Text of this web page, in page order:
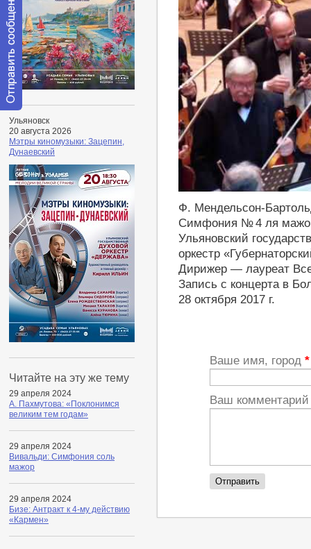
Ульяновск
20 августа 2026
Мэтры киномузыки: Зацепин,
Дунаевский
Читайте на эту же тему
29 апреля 2024
А. Пахмутова: «Поклонимся
великим тем годам»
29 апреля 2024
Вивальди: Симфония соль
мажор
29 апреля 2024
Бизе: Антракт к 4-му действию
«Кармен»
Ф. Мендельсон-
Симфония № 4 ля
Ульяновский
оркестр
Дирижер — лауреат
Запись с концерта в
28 октября 2017 г.
Ваше имя, город *
Ваш
Отправить
сообщение
модератору